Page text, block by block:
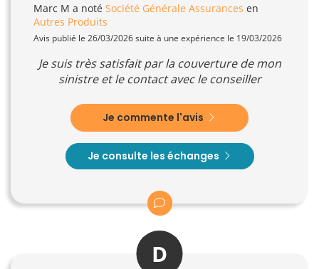
Marc M a noté Société Générale Assurances en
Autres Produits
Avis publié le 26/03/2026 suite à une expérience le 19/03/2026
Je suis très satisfait par la couverture de mon
sinistre et le contact avec le conseiller
Je commente l'avis
Je consulte les échanges
D